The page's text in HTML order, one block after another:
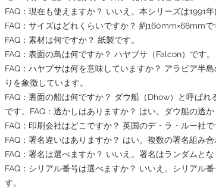
FAQ：現在も使えますか？ いいえ。本シリーズは1991年
FAQ：サイズはどれくらいですか？ 約160mm×68mmで
FAQ：素材は何ですか？ 紙製です。
FAQ：表面の鳥は何ですか？ ハヤブサ（Falcon）です。
FAQ：ハヤブサは何を意味していますか？ アラビア半
りを象徴しています。
FAQ：裏面の船は何ですか？ ダウ船（Dhow）と呼ばれ
です。FAQ：透かしはありますか？ はい。ダウ船の透か
FAQ：印刷会社はどこですか？ 英国のデ・ラ・ルー社で
FAQ：署名違いはありますか？ はい。複数の署名組み合
FAQ：署名は選べますか？ いいえ。署名はランダムとな
FAQ：シリアル番号は選べますか？ いいえ。シリアル
す。